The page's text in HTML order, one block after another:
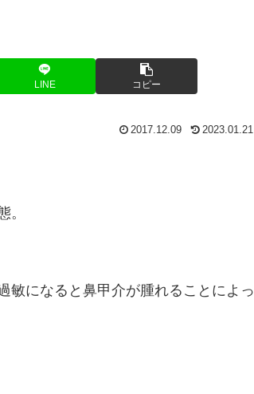
LINE コピー
2017.12.09 2023.01.21
。
敏になると鼻甲介が腫れることによっ